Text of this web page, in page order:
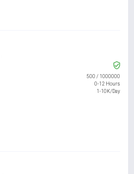
500 / 1000000
0-12 Hours
1-10K/Day